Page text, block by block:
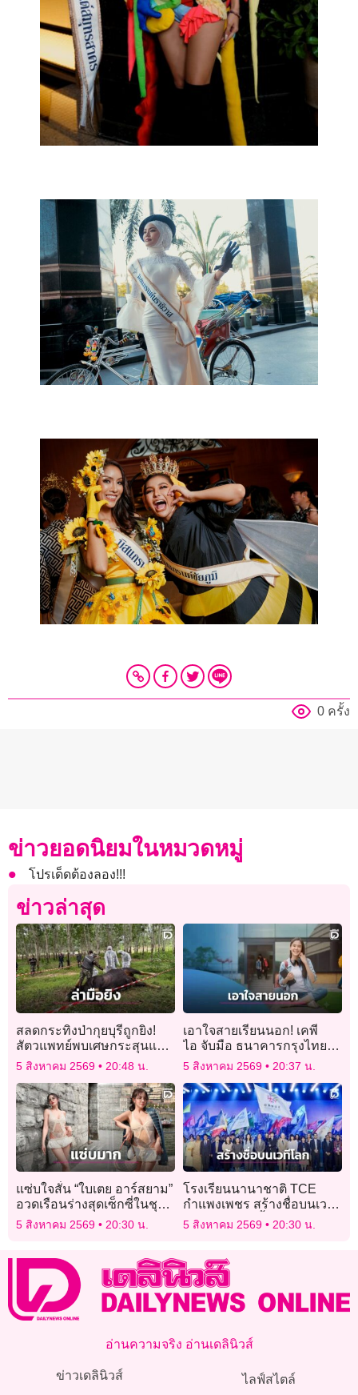
0 ครั้ง
ข่าวยอดนิยมในหมวดหมู่
โปรเด็ดต้องลอง!!!
ข่าวล่าสุด
สลดกระทิงป่ากุยบุรีถูกยิง!
สัตวแพทย์พบเศษกระสุนแรง
ดันสูงฝังอก เร่งล่าตัวคนร้าย
5 สิงหาคม 2569 20:48 น.
เอาใจสายเรียนนอก! เคพี
ไอ จับมือ ธนาคารกรุงไทย
ออก “GEN U INTER”
5 สิงหาคม 2569 20:37 น.
แซ่บใจสั่น “ใบเตย อาร์สยาม”
อวดเรือนร่างสุดเซ็กซี่ในชุด
ลูกไม้สุดเย้ายวน แฟนๆแห่
5 สิงหาคม 2569 20:30 น.
โรงเรียนนานาชาติ TCE
กำแพงเพชร สร้างชื่อบนเวที
โลก ผู้บริหารขึ้นบรรยาย
5 สิงหาคม 2569 20:30 น.
อ่านความจริง อ่านเดลินิวส์
ข่าวเดลินิวส์
ไลฟ์สไตล์